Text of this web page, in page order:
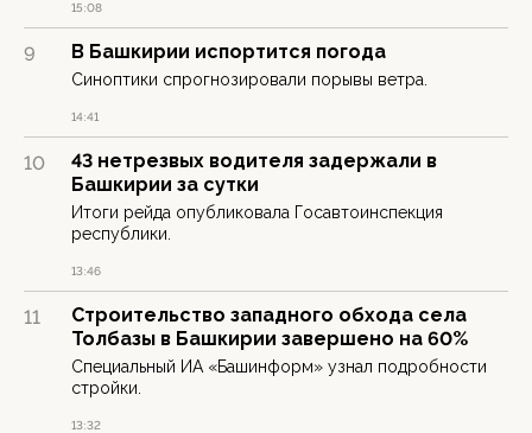
15:08
9 В Башкирии испортится погода
Синоптики спрогнозировали порывы ветра.
14:41
10
43 нетрезвых водителя задержали в
Башкирии за сутки
Итоги рейда опубликовала Госавтоинспекция
республики.
13:46
11
Строительство западного обхода села
Толбазы в Башкирии завершено на 60%
Специальный ИА «Башинформ» узнал подробности
стройки.
13:32